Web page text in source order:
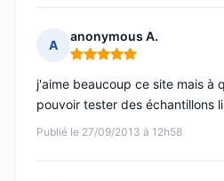
A
anonymous A.
Note : 5 sur 5
Publié le 27/09/2013 à 12h58
j'aime beaucoup ce site mais à
pouvoir tester des échantillons